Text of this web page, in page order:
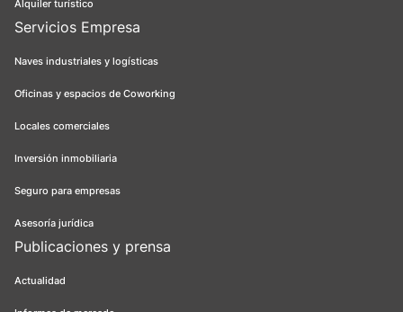
Alquiler turístico
Servicios Empresa
Naves industriales y logísticas
Oficinas y espacios de Coworking
Locales comerciales
Inversión inmobiliaria
Seguro para empresas
Asesoría jurídica
Publicaciones y prensa
Actualidad